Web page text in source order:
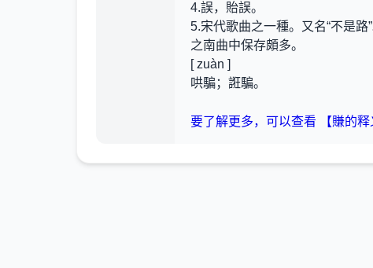
4.誤，貽誤。
5.宋代歌曲之一種。又名“不是
之南曲中保存頗多。
[ zuàn ]
哄騙；誑騙。
要了解更多，可以查看 【賺的释